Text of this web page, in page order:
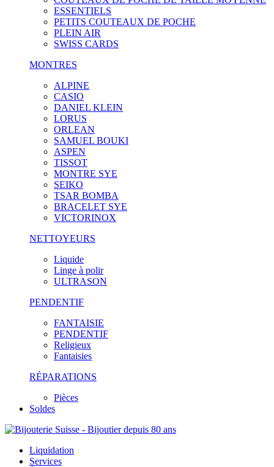
ESSENTIELS
PETITS COUTEAUX DE POCHE
PLEIN AIR
SWISS CARDS
MONTRES
ALPINE
CASIO
DANIEL KLEIN
LORUS
ORLEAN
SAMUEL BOUKI
ASPEN
TISSOT
MONTRE SYE
SEIKO
TSAR BOMBA
BRACELET SYE
VICTORINOX
NETTOYEURS
Liquide
Linge à polir
ULTRASON
PENDENTIF
FANTAISIE
PENDENTIF
Religieux
Fantaisies
RÉPARATIONS
Pièces
Soldes
Liquidation
Services